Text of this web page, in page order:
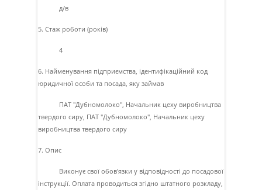
д/в
5. Стаж роботи (років)
4
6. Найменування підприємства, ідентифікаційний код
юридичної особи та посада, яку займав
ПАТ "Дубномолоко", Начальник цеху виробництва
твердого сиру, ПАТ "Дубномолоко", Начальник цеху
виробництва твердого сиру
7. Опис
Виконує свої обов'язки у вiдповiдностi до посадової
iнструкцiї. Оплата проводиться згiдно штатного розкладу,